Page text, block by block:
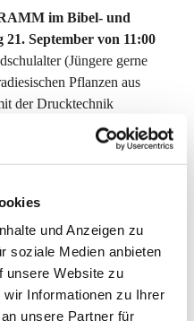
und Anzeigen zu
soziale Medien anbieten
unsere Website zu
Informationen zu Ihrer
unsere Partner für
im Bibel- und
September von 11:00
(Jüngere gerne
Pflanzen aus
der Drucktechnik
dadurch die
ist nicht
Material).
Gärten –
Ein literarisch-
Stoll(Lesungen) und
14. September, 18
Eintritt 15,-€ /
Meersburg –